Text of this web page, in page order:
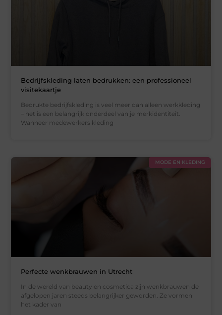
Bedrijfskleding laten bedrukken: een professioneel
visitekaartje
Bedrukte bedrijfskleding is veel meer dan alleen werkkleding
– het is een belangrijk onderdeel van je merkidentiteit.
Wanneer medewerkers kleding
MODE EN KLEDING
Perfecte wenkbrauwen in Utrecht
In de wereld van beauty en cosmetica zijn wenkbrauwen de
afgelopen jaren steeds belangrijker geworden. Ze vormen
het kader van